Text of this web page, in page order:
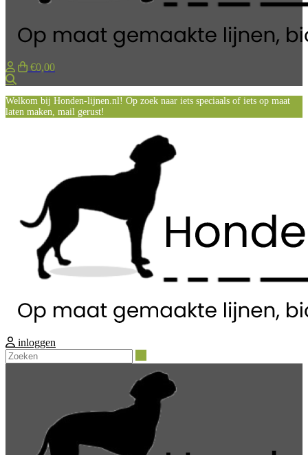
€0,00
Welkom bij Honden-lijnen.nl! Op zoek naar iets speciaals of iets op maat
laten maken, mail gerust!
inloggen